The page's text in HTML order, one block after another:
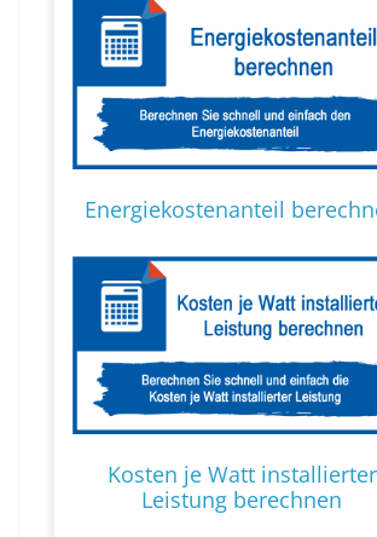
Energiekostenanteil
Kosten je Watt installierter
Leistung berechnen